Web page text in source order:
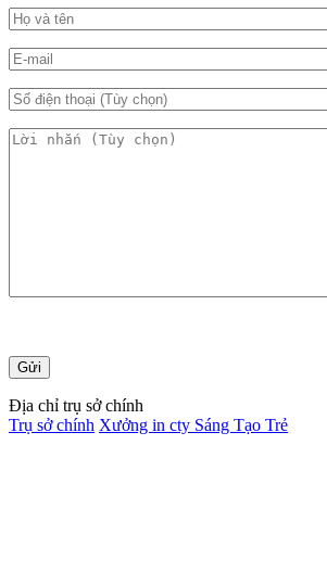
Địa chỉ trụ sở chính
Trụ sở chính Xưởng in cty Sáng Tạo Trẻ